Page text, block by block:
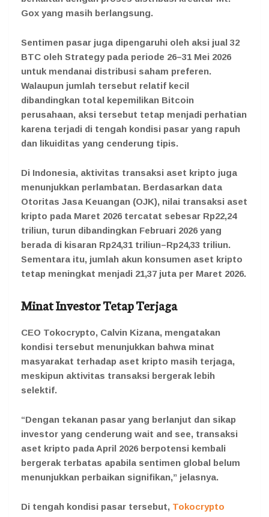
Gox yang masih berlangsung.
Sentimen pasar juga dipengaruhi oleh aksi jual 32
BTC oleh Strategy pada periode 26–31 Mei 2026
untuk mendanai distribusi saham preferen.
Walaupun jumlah tersebut relatif kecil
dibandingkan total kepemilikan Bitcoin
perusahaan, aksi tersebut tetap menjadi perhatian
karena terjadi di tengah kondisi pasar yang rapuh
dan likuiditas yang cenderung tipis.
Di Indonesia, aktivitas transaksi aset kripto juga
menunjukkan perlambatan. Berdasarkan data
Otoritas Jasa Keuangan (OJK), nilai transaksi aset
kripto pada Maret 2026 tercatat sebesar Rp22,24
triliun, turun dibandingkan Februari 2026 yang
berada di kisaran Rp24,31 triliun–Rp24,33 triliun.
Sementara itu, jumlah akun konsumen aset kripto
tetap meningkat menjadi 21,37 juta per Maret 2026.
Minat Investor Tetap Terjaga
CEO Tokocrypto, Calvin Kizana, mengatakan
kondisi tersebut menunjukkan bahwa minat
masyarakat terhadap aset kripto masih terjaga,
meskipun aktivitas transaksi bergerak lebih
selektif.
“Dengan tekanan pasar yang berlanjut dan sikap
investor yang cenderung wait and see, transaksi
aset kripto pada April 2026 berpotensi kembali
bergerak terbatas apabila sentimen global belum
menunjukkan perbaikan signifikan,” jelasnya.
Di tengah kondisi pasar tersebut, Tokocrypto